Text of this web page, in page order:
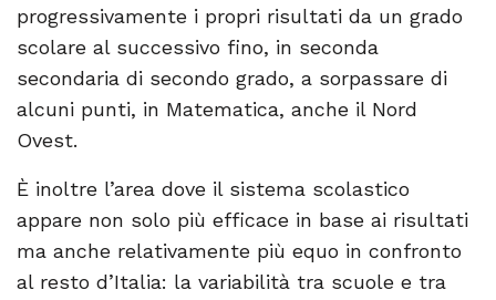
progressivamente i propri risultati da un grado
scolare al successivo fino, in seconda
secondaria di secondo grado, a sorpassare di
alcuni punti, in Matematica, anche il Nord
Ovest.
È inoltre l’area dove il sistema scolastico
appare non solo più efficace in base ai risultati
ma anche relativamente più equo in confronto
al resto d’Italia: la variabilità tra scuole e tra